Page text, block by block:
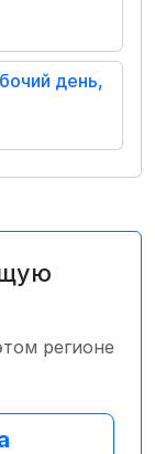
день,
регионе